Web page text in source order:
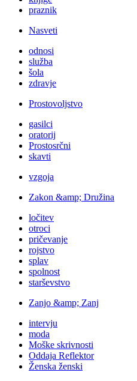
praznik
Nasveti
odnosi
služba
šola
zdravje
Prostovoljstvo
gasilci
oratorij
Prostosrčni
skavti
vzgoja
Zakon &amp; Družina
ločitev
otroci
pričevanje
rojstvo
splav
spolnost
starševstvo
Zanjo &amp; Zanj
intervju
moda
Moške skrivnosti
Oddaja Reflektor
Ženska ženski